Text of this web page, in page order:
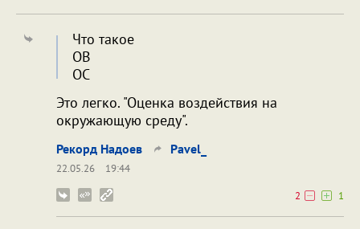
Что такое
ОВ
ОС
Это легко. "Оценка воздействия на
окружающую среду".
Рекорд Надоев Pavel_
22.05.26
19:44
2
1